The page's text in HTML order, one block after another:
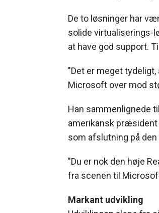
De to løsninger har
solide virtualiserings-
at have god support.
"Det er meget
Microsoft over mod
Han sammenlignede
amerikansk præsident
som afslutning på den
"Du er nok den høje
fra scenen til
Markant udvikling